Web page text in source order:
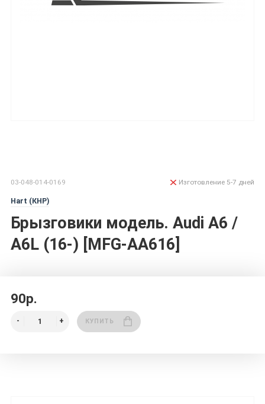
03-048-014-0169
Hart (КНР)
Брызговики модель. Audi A6 /
A6L (16-) [MFG-AA616]
Изготовление 5-7 дней
90р.
КУПИТЬ